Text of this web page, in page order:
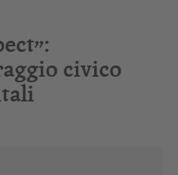
civico